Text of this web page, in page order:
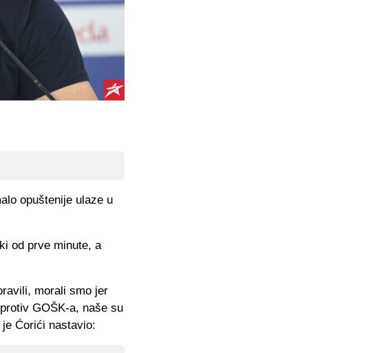
opuštenije ulaze u
od prve minute, a
morali smo jer
GOŠK-a, naše su
Ćorići nastavio: